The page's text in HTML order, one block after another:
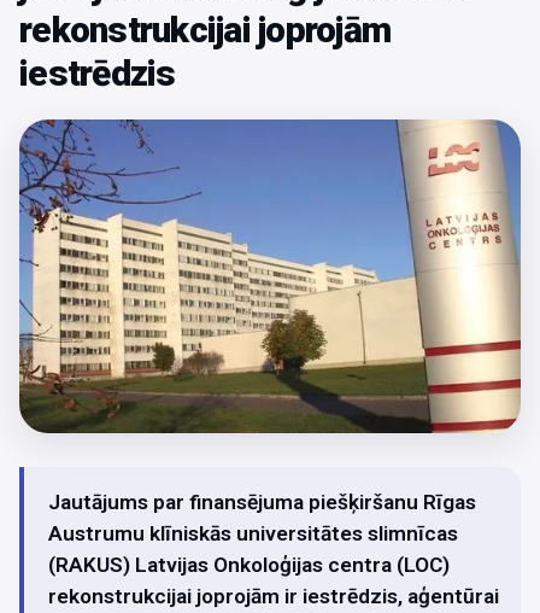
rekonstrukcijai joprojām
iestrēdzis
Jautājums par finansējuma piešķiršanu Rīgas
Austrumu klīniskās universitātes slimnīcas
(RAKUS) Latvijas Onkoloģijas centra (LOC)
rekonstrukcijai joprojām ir iestrēdzis, aģentūrai